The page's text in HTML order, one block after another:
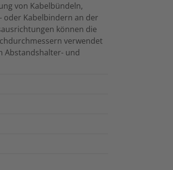
von Kabelbündeln,
oder Kabelbindern an der
können die
verwendet
Abstandshalter- und